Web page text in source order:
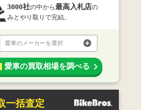
3000社の中から最高入札店の
みとやり取りで完結。
愛車のメーカーを選択
愛車の買取相場を調べる
一括査定